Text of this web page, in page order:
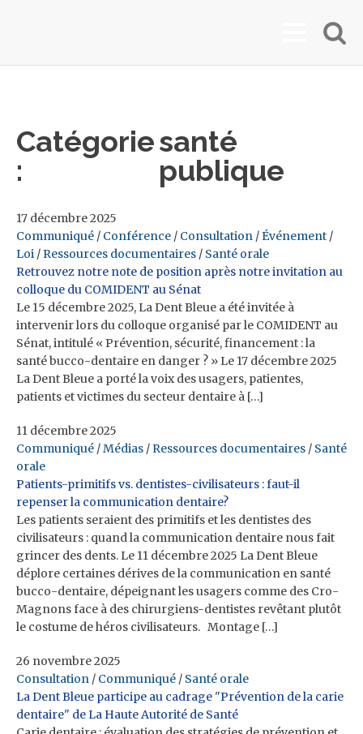
Catégorie
:
santé
publique
17 décembre 2025
Communiqué / Conférence / Consultation /Événement /
Loi /Ressources documentaires / Santé orale
Retrouvez notre note de position après notre invitation au
colloque du COMIDENT au Sénat
Le 15 décembre 2025, La Dent Bleue a été invitée à
intervenir lors du colloque organisé par le COMIDENT au
Sénat, intitulé « Prévention, sécurité, financement : la
santé bucco-dentaire en danger ? » Le 17 décembre 2025
La Dent Bleue a porté la voix des usagers, patientes,
patients et victimes du secteur dentaire à […]
11 décembre 2025
Communiqué /Médias /Ressources documentaires / Santé
orale
Patients-primitifs vs. dentistes-civilisateurs : faut-il
repenser la communication dentaire?
Les patients seraient des primitifs et les dentistes des
civilisateurs : quand la communication dentaire nous fait
grincer des dents. Le 11 décembre 2025 La Dent Bleue
déplore certaines dérives de la communication en santé
bucco-dentaire, dépeignant les usagers comme des Cro-
Magnons face à des chirurgiens-dentistes revêtant plutôt
le costume de héros civilisateurs. Montage […]
26 novembre 2025
Consultation / Communiqué / Santé orale
La Dent Bleue participe au cadrage "Prévention de la carie
dentaire" de La Haute Autorité de Santé